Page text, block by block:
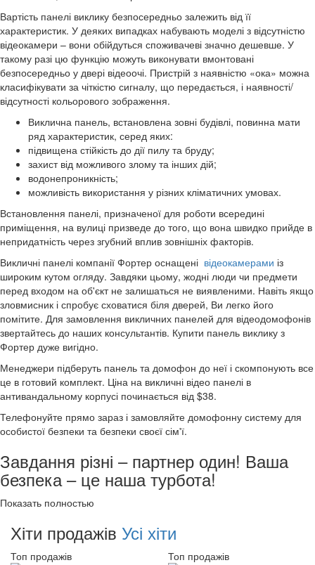
Вартість панелі виклику безпосередньо залежить від її
характеристик. У деяких випадках набувають моделі з відсутністю
відеокамери – вони обійдуться споживачеві значно дешевше. У
такому разі цю функцію можуть виконувати вмонтовані
безпосередньо у двері відеоочі. Пристрій з наявністю «ока» можна
класифікувати за чіткістю сигналу, що передається, і наявності/
відсутності кольорового зображення.
Виклична панель, встановлена зовні будівлі, повинна мати
ряд характеристик, серед яких:
підвищена стійкість до дії пилу та бруду;
захист від можливого злому та інших дій;
водонепроникність;
можливість використання у різних кліматичних умовах.
Встановлення панелі, призначеної для роботи всередині
приміщення, на вулиці призведе до того, що вона швидко прийде в
непридатність через згубний вплив зовнішніх факторів.
Викличні панелі компанії Фортер оснащені відеокамерами із
широким кутом огляду. Завдяки цьому, жодні люди чи предмети
перед входом на об'єкт не залишаться не виявленими. Навіть якщо
зловмисник і спробує сховатися біля дверей, Ви легко його
помітите. Для замовлення викличних панелей для відеодомофонів
звертайтесь до наших консультантів. Купити панель виклику з
Фортер дуже вигідно.
Менеджери підберуть панель та домофон до неї і скомпонують все
це в готовий комплект. Ціна на викличні відео панелі в
антивандальному корпусі починається від $38.
Телефонуйте прямо зараз і замовляйте домофонну систему для
особистої безпеки та безпеки своєї сім'ї.
Завдання різні – партнер один! Ваша
безпека – це наша турбота!
Показать полностью
Хіти продажів Усі хіти
Топ продажів Топ продажів